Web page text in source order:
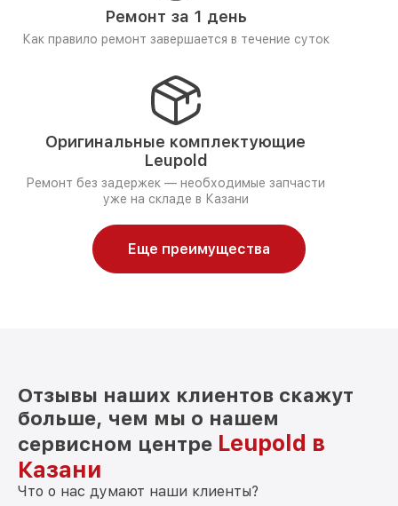
Ремонт за 1 день
Как правило ремонт завершается в течение суток
Оригинальные комплектующие
Leupold
Ремонт без задержек — необходимые запчасти
уже на складе в Казани
Еще преимущества
Отзывы наших клиентов скажут
больше, чем мы о нашем
сервисном центре Leupold в
Казани
Что о нас думают наши клиенты?